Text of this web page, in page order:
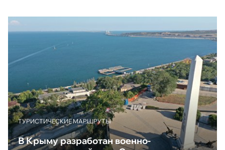
ТУРИСТИЧЕСКИЕ МАРШРУТЫ
В Крыму разработан военно-